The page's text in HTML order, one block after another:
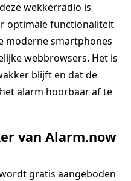
wekkerradio is
optimale functionaliteit
moderne smartphones
webbrowsers. Het is
blijft en dat de
alarm hoorbaar af te
van Alarm.now
gratis aangeboden